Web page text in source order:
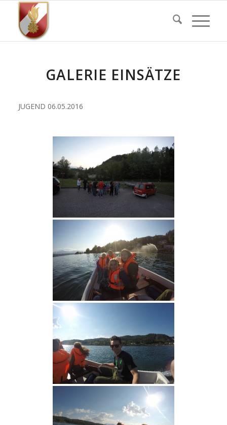
GALERIE EINSÄTZE
JUGEND 06.05.2016